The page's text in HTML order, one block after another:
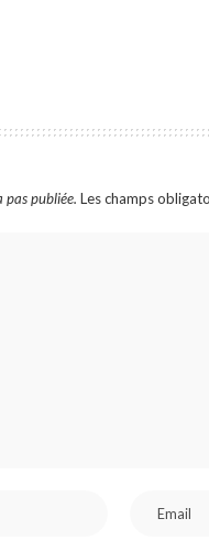
pas publiée. Les champs